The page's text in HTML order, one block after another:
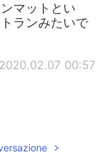
マットとい
ランみたいで
2020.02.07 00:57